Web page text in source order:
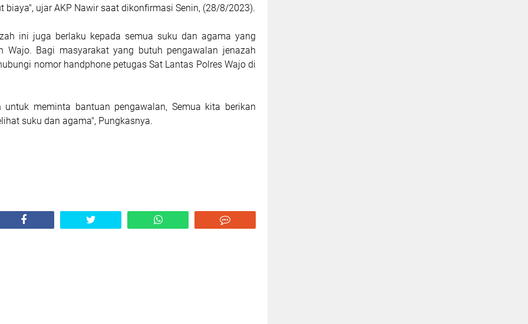
biaya", ujar AKP Nawir saat dikonfirmasi Senin, (28/8/2023).
ini juga berlaku kepada semua suku dan agama yang
Wajo. Bagi masyarakat yang butuh pengawalan jenazah
nomor handphone petugas Sat Lantas Polres Wajo di
untuk meminta bantuan pengawalan, Semua kita berikan
suku dan agama", Pungkasnya.